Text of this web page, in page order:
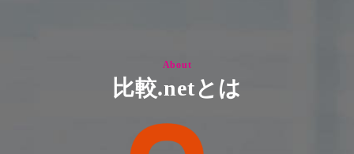
About
比較.netとは